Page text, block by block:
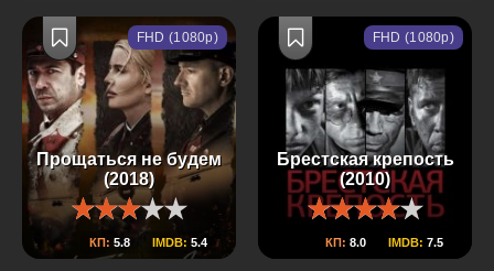
Прощаться не будем
(2018)
КП: 5.8 IMDB: 5.4
FHD (1080p)
Брестская крепость
(2010)
КП: 8.0 IMDB: 7.5
FHD (1080p)